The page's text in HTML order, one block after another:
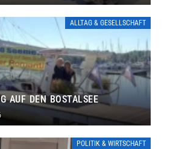
ALLTAG & GESELLSCHAFT
AUF DEN BOSTALSEE
POLITIK & WIRTSCHAFT